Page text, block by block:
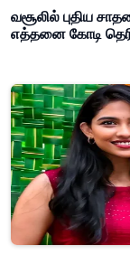
வசூலில் புதிய
எத்தனை கோடி